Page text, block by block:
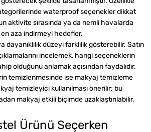
waterproof seçenekler dikkat
aktivite sırasında ya da nemli havalarda
en aza indirmeyi hedefler.
düzeyi farklılık gösterebilir. Satın
incelemek, hangi seçeneklerin
olduğunu anlamak açısından faydalıdır.
temizlenmesinde ise makyaj temizleme
temizleyici kullanılması önerilir; bu
makyaj etkili biçimde uzaklaştırılabilir.
Ürünü Seçerken